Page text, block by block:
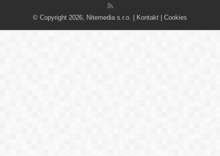
© Copyright 2026, Nitemedia s.r.o. | Kontakt Cookies